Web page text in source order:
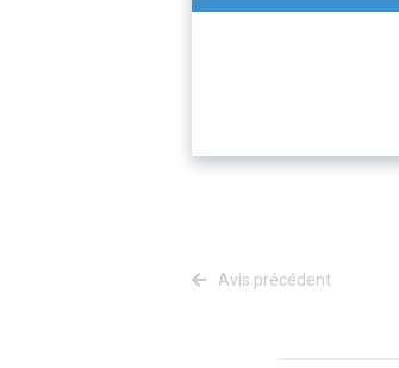
Avis précédent